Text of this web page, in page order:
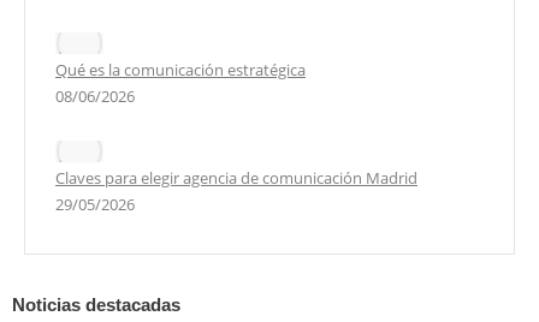
Qué es la comunicación estratégica
08/06/2026
Claves para elegir agencia de comunicación Madrid
29/05/2026
Noticias destacadas